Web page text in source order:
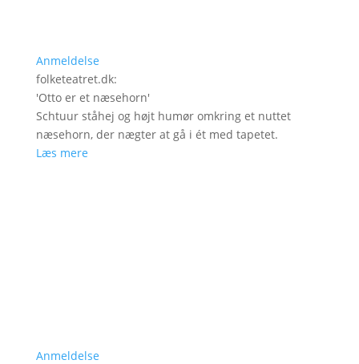
Anmeldelse
folketeatret.dk:
'Otto er et næsehorn'
Schtuur ståhej og højt humør omkring et nuttet
næsehorn, der nægter at gå i ét med tapetet.
Læs mere
Anmeldelse